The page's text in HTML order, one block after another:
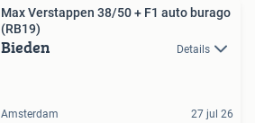
Max Verstappen 38/50 + F1 auto burago
(RB19)
Bieden Details
Amsterdam 27 jul 26